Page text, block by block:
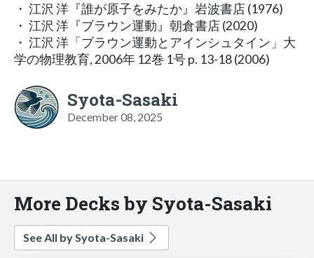
・ 江沢 洋『誰が原子をみたか』岩波書店 (1976)
・ 江沢 洋『ブラウン運動』朝倉書店 (2020)
・ 江沢 洋「ブラウン運動とアインシュタイン」大
学の物理教育, 2006年 12巻 1号 p. 13-18 (2006)
Syota-Sasaki
December 08, 2025
More Decks by Syota-Sasaki
See All by Syota-Sasaki